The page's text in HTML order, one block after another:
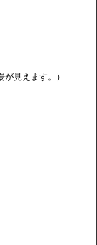
見えます。）